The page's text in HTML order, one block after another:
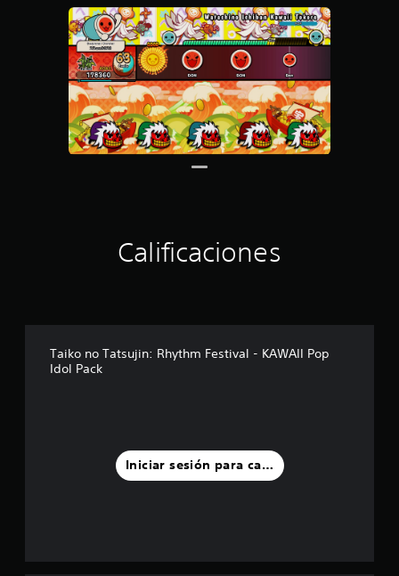
Calificaciones
Taiko no Tatsujin: Rhythm Festival - KAWAII Pop
Idol Pack
Iniciar sesión para calificar